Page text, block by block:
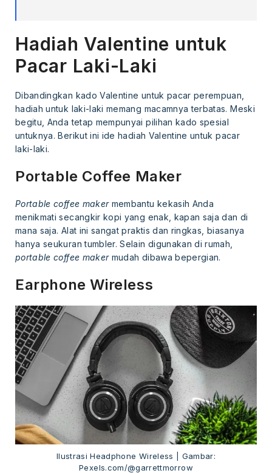
Hadiah Valentine untuk
Pacar Laki-Laki
Dibandingkan kado Valentine untuk pacar perempuan,
hadiah untuk laki-laki memang macamnya terbatas. Meski
begitu, Anda tetap mempunyai pilihan kado spesial
untuknya. Berikut ini ide hadiah Valentine untuk pacar
laki-laki.
Portable Coffee Maker
Portable coffee makermembantu kekasih Anda
menikmati secangkir kopi yang enak, kapan saja dan di
mana saja. Alat ini sangat praktis dan ringkas, biasanya
hanya seukuran tumbler. Selain digunakan di rumah,
portable coffee makermudah dibawa bepergian.
Earphone Wireless
Ilustrasi Headphone Wireless | Gambar:
Pexels.com/@garrettmorrow